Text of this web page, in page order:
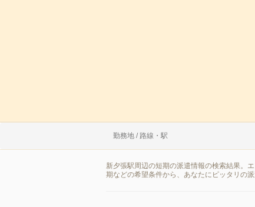
勤務地 / 路線・駅
新夕張駅周辺の短期の派遣情報の検索結果。
期などの希望条件から、あなたにピッタリの派